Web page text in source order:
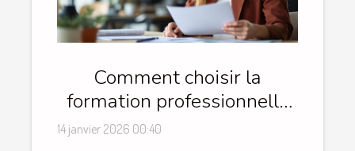
Comment choisir la
formation professionnelle
qui boostera votre carrière
14 janvier 2026 00:40